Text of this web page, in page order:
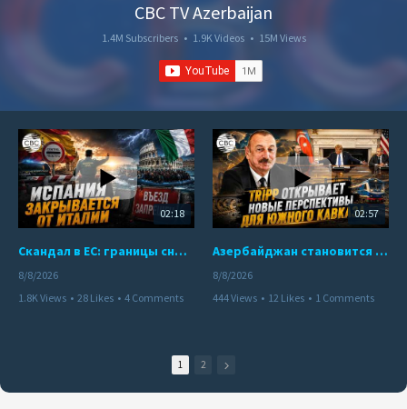
CBC TV Azerbaijan
1.4M Subscribers • 1.9K Videos • 15M Views
02:18
Скандал в ЕС: границы снова под контролем
8/8/2026
1.8K Views • 28 Likes • 4 Comments
02:57
Азербайджан становится мостом между Востоком и Западом
8/8/2026
444 Views • 12 Likes • 1 Comments
1 2